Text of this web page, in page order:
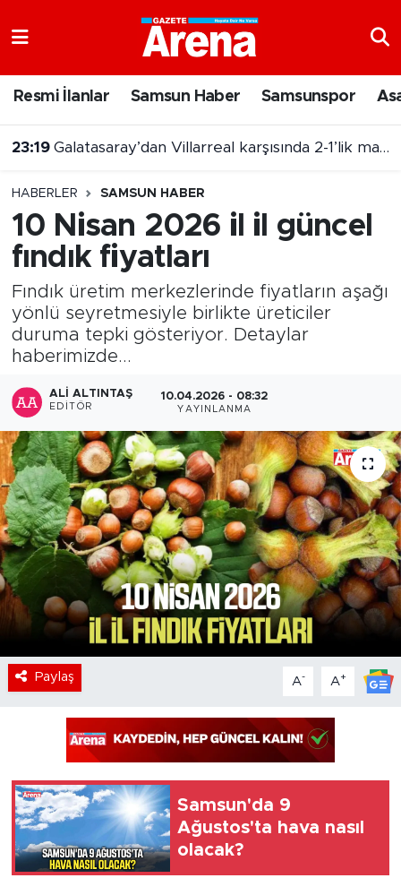
Resmi İlanlar Samsun Haber Samsunspor
23:19 Galatasaray’dan Villarreal karşısında 2-1’lik mağlubiyet
23:05 TBMM teklifi kabul etti ! Suça sürüklenen çocuk ibaresi değişti
HABERLER SAMSUN HABER
10 Nisan 2026 il il güncel
fındık fiyatları
Fındık üretim merkezlerinde fiyatların aşağı
yönlü seyretmesiyle birlikte üreticiler
duruma tepki gösteriyor. Detaylar
haberimizde...
ALI ALTINTAŞ
EDITÖR
10.04.2026 - 08:32
YAYINLANMA
Paylaş A- A+
Samsun'da 9
Ağustos'ta hava nasıl
olacak?
Samsun Namaz Vakitleri
Süper Lig Puan Durumu ve Fikstür
Tüm Manşetler
Son Dakika Haberleri
Haber Arşivi